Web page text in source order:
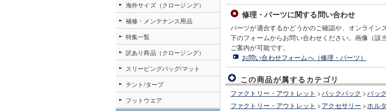
修理・パーツに関する問い合わせ
パーツが適合するかどうかのご確認や、オンライ
下のフォームからお問い合わせください。画像（
ご案内が可能です。
お問い合わせフォームへ（修理・パーツ）
この商品が属するカテゴリ
ファクトリー・アウトレット >バックパック >バッ
ファクトリー・アウトレット > アクセサリー >ホル
海外サイズ（クロージング）
補修・メンテナンス用品
特集一覧
訳あり商品（クロージング）
スリーピングバッグ/マット
テント/タープ
フットウエア